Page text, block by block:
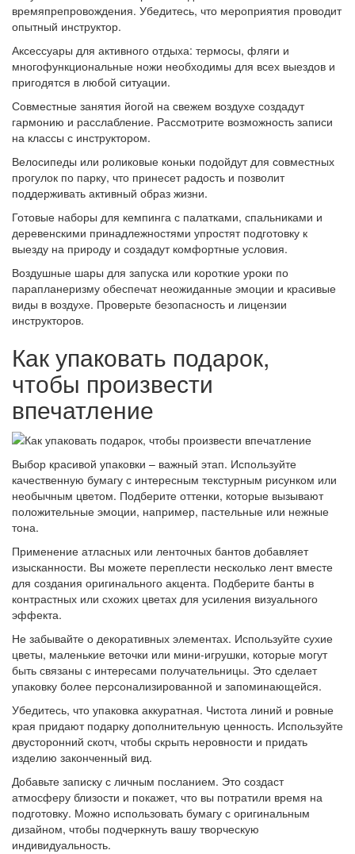
времяпрепровождения. Убедитесь, что мероприятия проводит
опытный инструктор.
Аксессуары для активного отдыха: термосы, фляги и
многофункциональные ножи необходимы для всех выездов и
пригодятся в любой ситуации.
Совместные занятия йогой на свежем воздухе создадут
гармонию и расслабление. Рассмотрите возможность записи
на классы с инструктором.
Велосипеды или роликовые коньки подойдут для совместных
прогулок по парку, что принесет радость и позволит
поддерживать активный образ жизни.
Готовые наборы для кемпинга с палатками, спальниками и
деревенскими принадлежностями упростят подготовку к
выезду на природу и создадут комфортные условия.
Воздушные шары для запуска или короткие уроки по
парапланеризму обеспечат неожиданные эмоции и красивые
виды в воздухе. Проверьте безопасность и лицензии
инструкторов.
Как упаковать подарок,
чтобы произвести
впечатление
Выбор красивой упаковки – важный этап. Используйте
качественную бумагу с интересным текстурным рисунком или
необычным цветом. Подберите оттенки, которые вызывают
положительные эмоции, например, пастельные или нежные
тона.
Применение атласных или ленточных бантов добавляет
изысканности. Вы можете переплести несколько лент вместе
для создания оригинального акцента. Подберите банты в
контрастных или схожих цветах для усиления визуального
эффекта.
Не забывайте о декоративных элементах. Используйте сухие
цветы, маленькие веточки или мини-игрушки, которые могут
быть связаны с интересами получательницы. Это сделает
упаковку более персонализированной и запоминающейся.
Убедитесь, что упаковка аккуратная. Чистота линий и ровные
края придают подарку дополнительную ценность. Используйте
двусторонний скотч, чтобы скрыть неровности и придать
изделию законченный вид.
Добавьте записку с личным посланием. Это создаст
атмосферу близости и покажет, что вы потратили время на
подготовку. Можно использовать бумагу с оригинальным
дизайном, чтобы подчеркнуть вашу творческую
индивидуальность.